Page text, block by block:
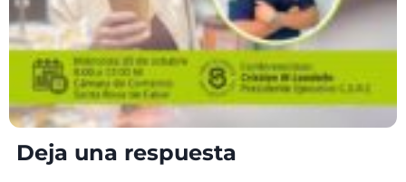
Deja una respuesta